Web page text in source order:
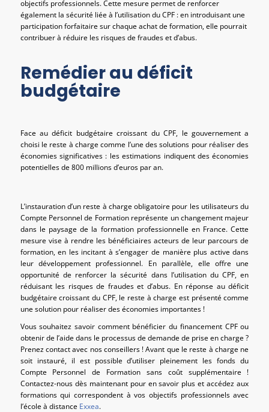
objectifs professionnels. Cette mesure permet de renforcer
également la sécurité liée à l’utilisation du CPF : en introduisant une
participation forfaitaire sur chaque achat de formation, elle pourrait
contribuer à réduire les risques de fraudes et d’abus.
Remédier au déficit
budgétaire
Face au déficit budgétaire croissant du CPF, le gouvernement a
choisi le reste à charge comme l’une des solutions pour réaliser des
économies significatives : les estimations indiquent des économies
potentielles de 800 millions d’euros par an.
L’instauration d’un reste à charge obligatoire pour les utilisateurs du
Compte Personnel de Formation représente un changement majeur
dans le paysage de la formation professionnelle en France. Cette
mesure vise à rendre les bénéficiaires acteurs de leur parcours de
formation, en les incitant à s’engager de manière plus active dans
leur développement professionnel. En parallèle, elle offre une
opportunité de renforcer la sécurité dans l’utilisation du CPF, en
réduisant les risques de fraudes et d’abus. En réponse au déficit
budgétaire croissant du CPF, le reste à charge est présenté comme
une solution pour réaliser des économies importantes !
Vous souhaitez savoir comment bénéficier du financement CPF ou
obtenir de l’aide dans le processus de demande de prise en charge ?
Prenez contact avec nos conseillers ! Avant que le reste à charge ne
soit instauré, il est possible d’utiliser pleinement les fonds du
Compte Personnel de Formation sans coût supplémentaire !
Contactez-nous dès maintenant pour en savoir plus et accédez aux
formations qui correspondent à vos objectifs professionnels avec
l’école à distance Exxea.